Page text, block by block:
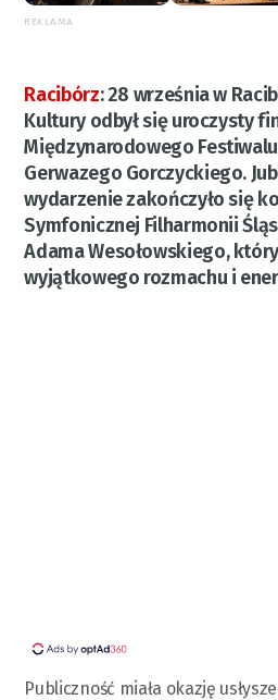
REKLAMA
Racibórz:28 września w
Kultury odbył się uroczysty
Międzynarodowego
Gerwazego Gorczyckiego.
wydarzenie zakończyło się
Symfonicznej Filharmonii
Adama Wesołowskiego,
wyjątkowego rozmachu i
Publiczność miała okazję